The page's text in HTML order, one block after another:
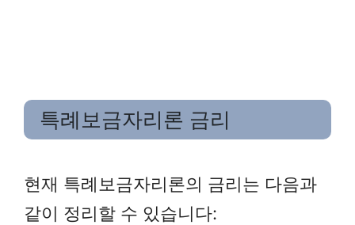
특례보금자리론 금리
현재 특례보금자리론의 금리는 다음과
같이 정리할 수 있습니다: